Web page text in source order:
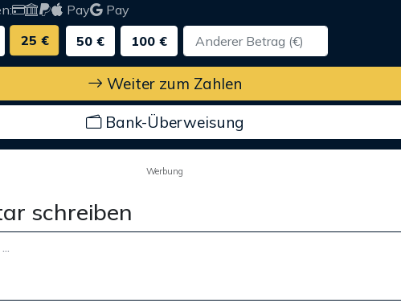
Pay
Pay
25 € 50 € 100 €
Weiter zum Zahlen
Bank-Überweisung
Werbung
schreiben